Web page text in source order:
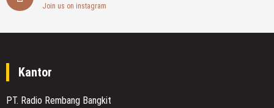
Join us on instagram
Kantor
PT. Radio Rembang Bangkit